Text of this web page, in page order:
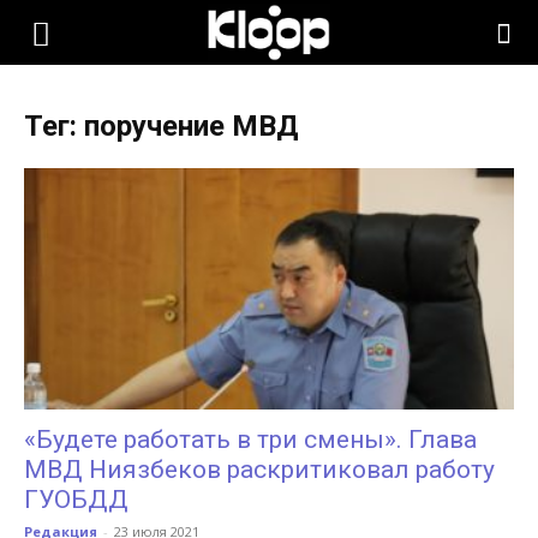
KLOOP.KG
Тег: поручение МВД
«Будете работать в три смены». Глава
МВД Ниязбеков раскритиковал работу
ГУОБДД
Редакция - 23 июля 2021